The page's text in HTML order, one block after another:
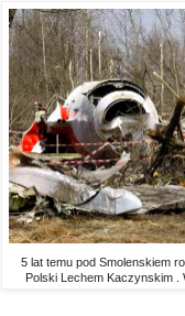
5 lat temu pod Smolenskiem
Polski Lechem Kaczynskim